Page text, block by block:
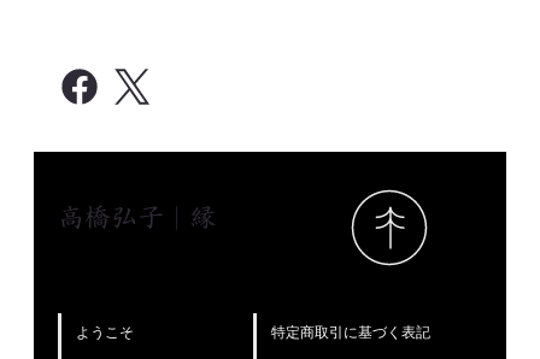
ようこそ 特定商取引に基づく表記
高橋弘子｜縁